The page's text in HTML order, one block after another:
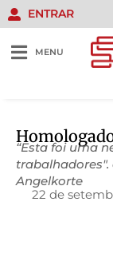
ENTRAR
MENU
“Esta foi uma
trabalhadores".
Angelkorte
22 de